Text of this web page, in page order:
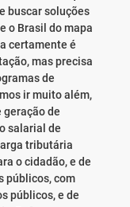
buscar soluções
o Brasil do mapa
certamente é
mas precisa
de
ir muito além,
de
salarial de
tributária
o cidadão, e de
públicos, com
públicos, e de